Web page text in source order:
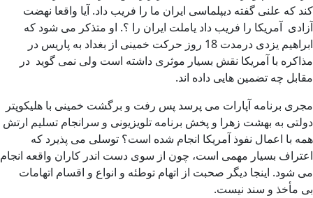
کند که علنی گفته دیپلماسی ایران ما را فریب داد. آیا واقعا نهضت
آزادی آمریکا را فریب داد یاملت ایران را ؟. او متذکر می شود که
ابراهیم یزدی درمدت 18 روز حرکت خمینی از بغداد به پاریس در
مذاکره با آمریکا نقش بسیار موثری داشته است ولی نمی گوید در
مقابل چه تضمین هایی داده اند.
مجری برنامه آپارات می پرسد پس رفت و برگشت خمینی با هلیکوپتر
دولتی به بهشت زهرا و پخش برنامه تلویزیونی و سرانجام تسلیم ارتش
همه با اعمال نفوذ آمریکا انجام شده است؟ توسلی می پذیرد که
اعتراف بسیار مهمی است، چون از سوی دست اندر کاران واقعه انجام
می شود. اینجا دیگر صحبت از اتهام توطئه و انواع و اقسام اتهامات
بی مأخذ و سند نیست.